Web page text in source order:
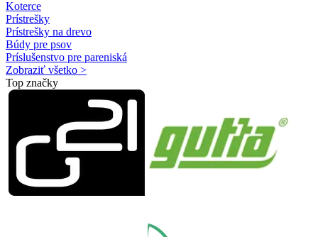
Koterce
Prístrešky
Prístrešky na drevo
Búdy pre psov
Príslušenstvo pre pareniská
Zobraziť všetko >
Top značky